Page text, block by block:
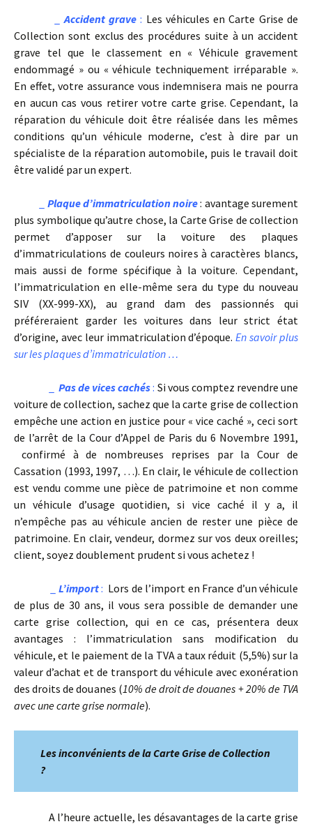
_Accident grave : Les véhicules en Carte Grise de
Collection sont exclus des procédures suite à un accident
grave tel que le classement en « Véhicule gravement
endommagé » ou « véhicule techniquement irréparable ».
En effet, votre assurance vous indemnisera mais ne pourra
en aucun cas vous retirer votre carte grise. Cependant, la
réparation du véhicule doit être réalisée dans les mêmes
conditions qu’un véhicule moderne, c’est à dire par un
spécialiste de la réparation automobile, puis le travail doit
être validé par un expert.
Plaque d’immatriculation noire: avantage surement
plus symbolique qu’autre chose, la Carte Grise de collection
permet d’apposer sur la voiture des plaques
d’immatriculations de couleurs noires à caractères blancs,
mais aussi de forme spécifique à la voiture. Cependant,
l’immatriculation en elle-même sera du type du nouveau
SIV (XX-999-XX), au grand dam des passionnés qui
préféreraient garder les voitures dans leur strict état
d’origine, avec leur immatriculation d’époque.En savoir plus
sur les plaques d’immatriculation …
_Pas de vices cachés: Si vous comptez revendre une
voiture de collection, sachez que la carte grise de collection
empêche une action en justice pour « vice caché », ceci sort
de l’arrêt de la Cour d’Appel de Paris du 6 Novembre 1991,
confirmé à de nombreuses reprises par la Cour de
Cassation (1993, 1997, …). En clair, le véhicule de collection
est vendu comme une pièce de patrimoine et non comme
un véhicule d’usage quotidien, si vice caché il y a, il
n’empêche pas au véhicule ancien de rester une pièce de
patrimoine. En clair, vendeur, dormez sur vos deux oreilles;
client, soyez doublement prudent si vous achetez !
L’import: Lors de l’import en France d’un véhicule
de plus de 30 ans, il vous sera possible de demander une
carte grise collection, qui en ce cas, présentera deux
avantages : l’immatriculation sans modification du
véhicule, et le paiement de la TVA a taux réduit (5,5%) sur la
valeur d’achat et de transport du véhicule avec exonération
des droits de douanes (10% de droit de douanes + 20% de TVA
avec une carte grise normale).
Lesinconvénients de la Carte Grise de Collection
?
A l’heure actuelle, les désavantages de la carte grise